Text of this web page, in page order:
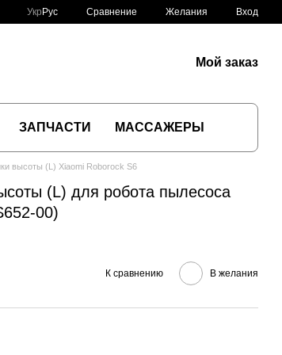
Укр Рус Сравнение Желания Вход
Мой заказ
ЗАПЧАСТИ МАССАЖЕРЫ
высоты (L) Xiaomi Roborock S6
(L) для робота пылесоса
00)
К сравнению В желания